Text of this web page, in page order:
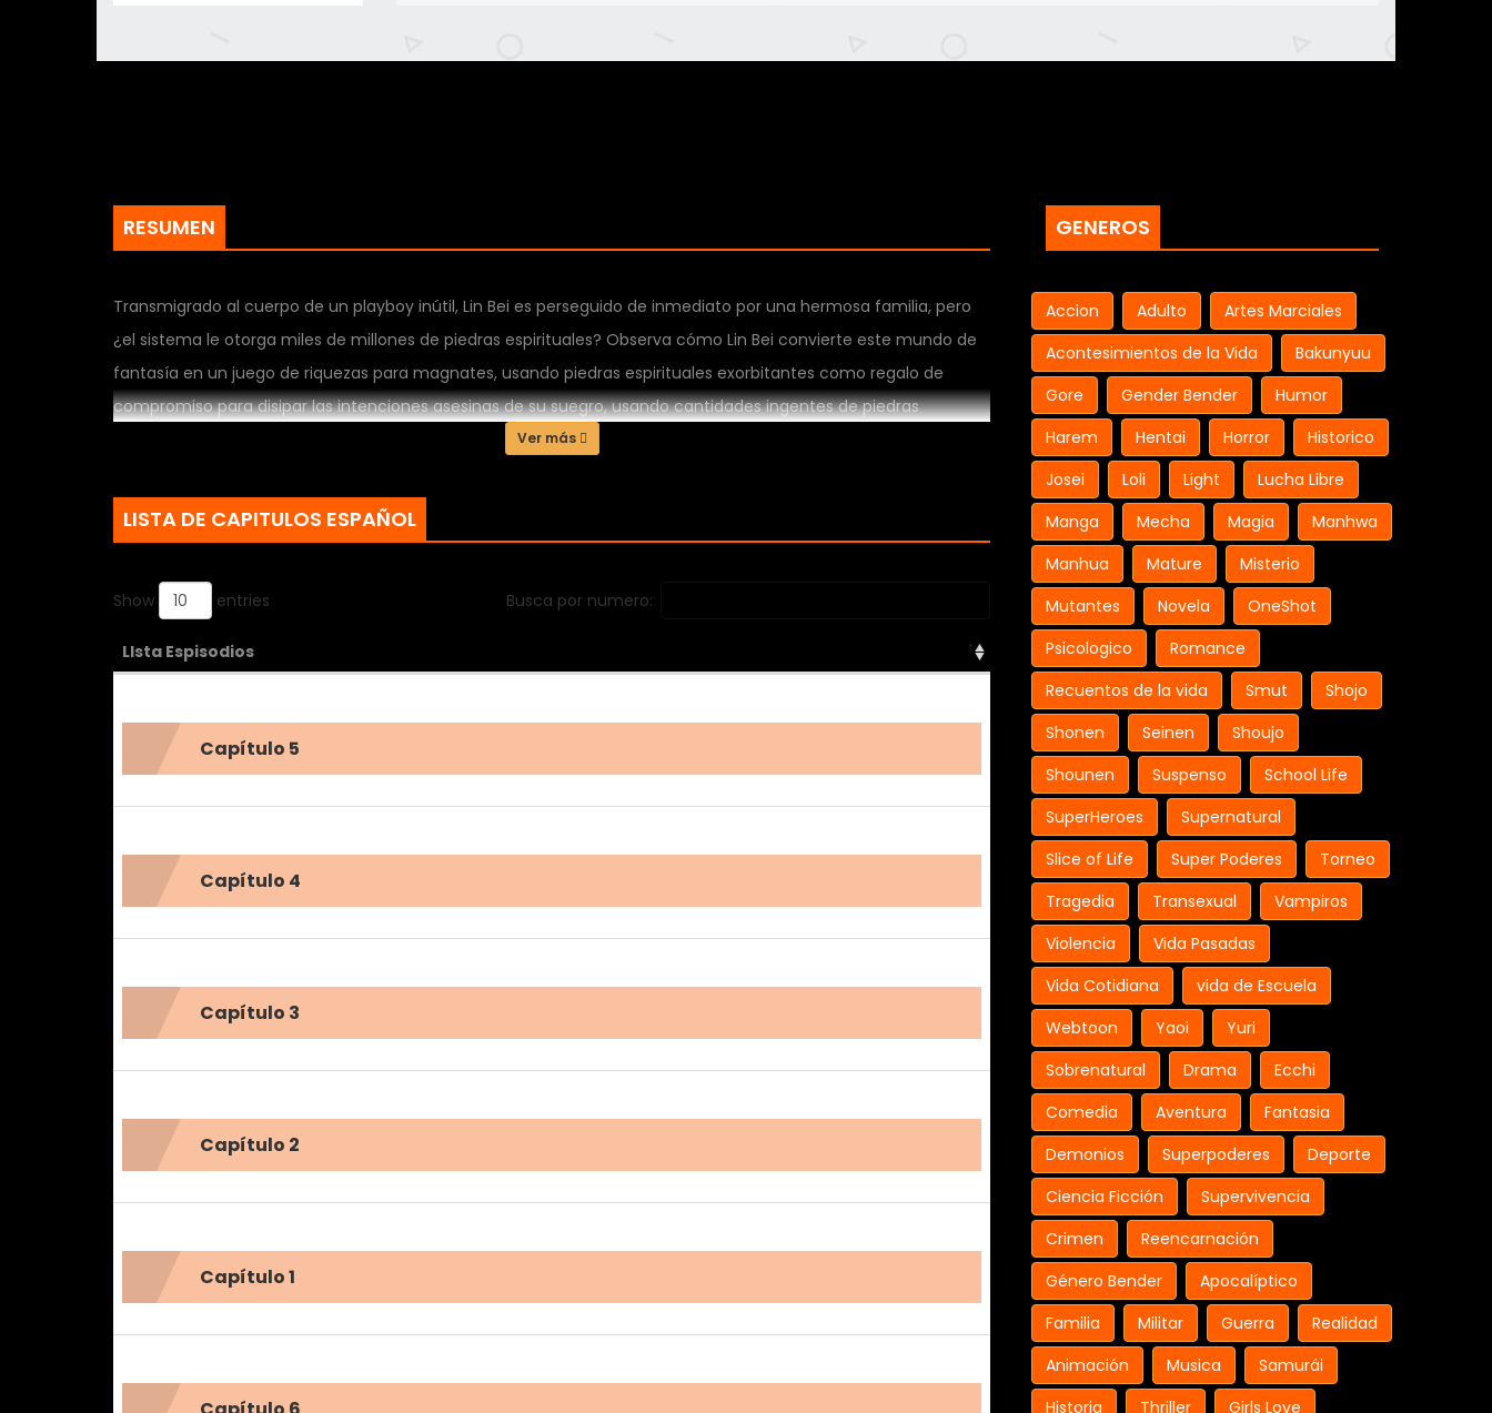
RESUMEN
Transmigrado al cuerpo de un playboy inútil, Lin Bei es perseguido de inmediato por una hermosa familia, pero
¿el sistema le otorga miles de millones de piedras espirituales? Observa cómo Lin Bei convierte este mundo de
fantasía en un juego de riquezas para magnates, usando piedras espirituales exorbitantes como regalo de
compromiso para disipar las intenciones asesinas de su suegro, usando cantidades ingentes de piedras
espirituales para adquirir recursos de primer nivel y entablando amistad con todo tipo de mujeres hermosas y
¡arrasará con el mundo de fantasía con su dinero, comprándolo todo a su paso!
Ver más
LISTA DE CAPITULOS ESPAÑOL
Show entries Busca por numero:
LIsta Espisodios
Capítulo 5
Capítulo 4
Capítulo 3
Capítulo 2
Capítulo 1
GENEROS
Accion Adulto
Artes Marciales
Acontesimientos de la Vida
Bakunyuu
Gore
Gender Bender
Humor
Harem
Hentai Horror
Historico
Josei
Loli Light
Lucha Libre
Manga
Mecha Magia
Manhwa
Manhua
Mature
Misterio
Mutantes
Novela
OneShot
Psicologico
Romance
Recuentos de la vida
Smut
Shojo
Shonen
Seinen
Shoujo
Shounen
Suspenso
School Life
SuperHeroes
Supernatural
Slice of Life
Super Poderes
Torneo
Tragedia
Transexual
Vampiros
Violencia
Vida Pasadas
Vida Cotidiana
vida de Escuela
Webtoon
Yaoi
Yuri
Sobrenatural
Drama
Ecchi
Comedia
Aventura
Fantasia
Demonios
Superpoderes
Deporte
Ciencia Ficción
Supervivencia
Crimen
Reencarnación
Género Bender
Apocalíptico
Familia
Militar Guerra
Realidad
Animación
Musica
Samurái
Historia
Thriller
Girls Love